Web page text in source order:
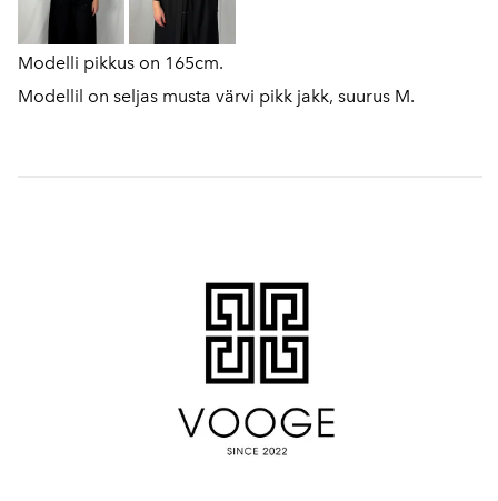
Modelli pikkus on 165cm.
Modellil on seljas musta värvi pikk jakk, suurus M.